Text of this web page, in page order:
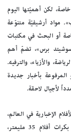
لكن أهميّتها اليوم
مواد أرشيفيّة متنوّعة
أو البحث في مكتبات
برس»، تضمّ أهم
والأزياء، والترفيه.
بأخبار جديدة
لأجيال لاحقة.
الإخبارية في العالم،
يضمّ أشرطة منذ العام 1895 حتَّى 1986 مصوّرة على بكرات أفلام 35 مليمتر،